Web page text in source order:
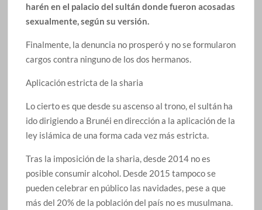
harén en el palacio del sultán donde fueron acosadas
sexualmente, según su versión.
Finalmente, la denuncia no prosperó y no se formularon
cargos contra ninguno de los dos hermanos.
Aplicación estricta de la sharia
Lo cierto es que desde su ascenso al trono, el sultán ha
ido dirigiendo a Brunéi en dirección a la aplicación de la
ley islámica de una forma cada vez más estricta.
Tras la imposición de la sharia, desde 2014 no es
posible consumir alcohol. Desde 2015 tampoco se
pueden celebrar en público las navidades, pese a que
más del 20% de la población del país no es musulmana.